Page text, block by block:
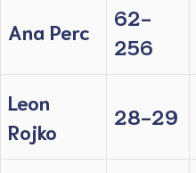
Ana Perc
62-
256
Leon
Rojko
28-29